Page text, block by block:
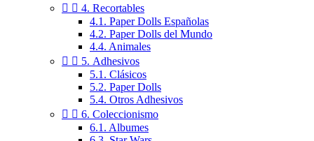
  4. Recortables
4.1. Paper Dolls Españolas
4.2. Paper Dolls del Mundo
4.4. Animales
  5. Adhesivos
5.1. Clásicos
5.2. Paper Dolls
5.4. Otros Adhesivos
  6. Coleccionismo
6.1. Albumes